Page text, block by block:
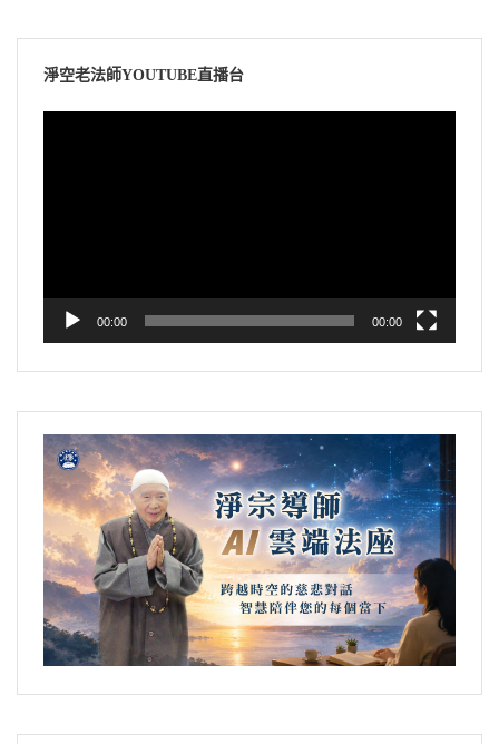
淨空老法師YOUTUBE直播台
00:00 00:00